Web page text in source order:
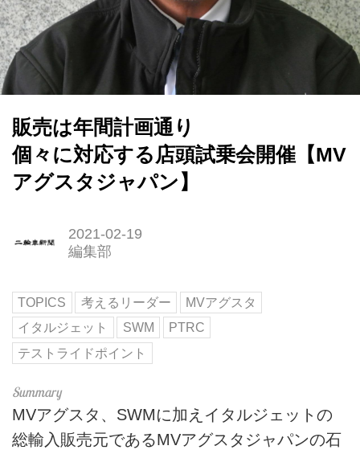
販売は年間計画通り
個々に対応する店頭試乗会開催【MV
アグスタジャパン】
2021-02-19
編集部
TOPICS 考えるリーダー
MVアグスタ
イタルジェット
SWM
PTRC
テストライドポイント
MVアグスタ、SWMに加えイタルジェットの
総輸入販売元であるMVアグスタジャパンの石